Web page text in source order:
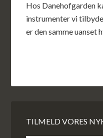
Hos Danehofgarden
instrumenter vi
er den samme uanset
TILMELD VORES